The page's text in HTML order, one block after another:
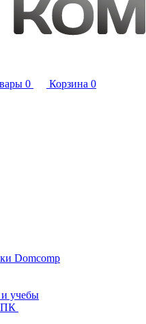
0 Корзина 0
Domcomp
учебы
ПК